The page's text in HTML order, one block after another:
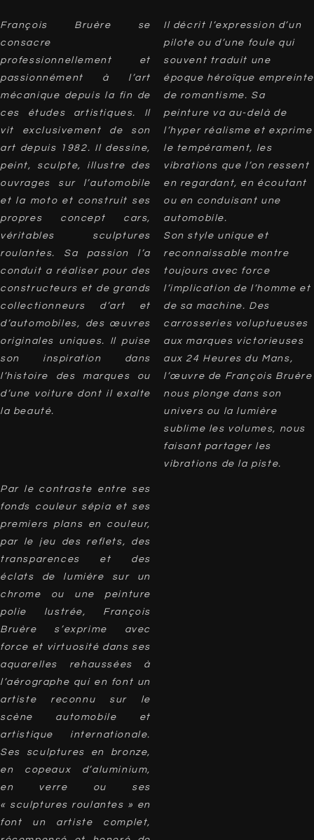
François Bruère se
consacre
professionnellement et
passionnément à l’art
mécanique depuis la fin de
ces études artistiques. Il
vit exclusivement de son
art depuis 1982. Il dessine,
peint, sculpte, illustre des
ouvrages sur l’automobile
et la moto et construit ses
propres concept cars,
véritables sculptures
roulantes. Sa passion l’a
conduit a réaliser pour des
constructeurs et de grands
collectionneurs d’art et
d’automobiles, des œuvres
originales uniques. Il puise
son inspiration dans
l’histoire des marques ou
d’une voiture dont il exalte
la beauté.
Il décrit l’expression d’un
pilote ou d’une foule qui
souvent traduit une
époque héroïque empreinte
de romantisme. Sa
peinture va au-delà de
l’hyper réalisme et exprime
le tempérament, les
vibrations que l’on ressent
en regardant, en écoutant
ou en conduisant une
automobile.
Son style unique et
reconnaissable montre
toujours avec force
l’implication de l’homme et
de sa machine. Des
carrosseries voluptueuses
aux marques victorieuses
aux 24 Heures du Mans,
l’œuvre de François Bruère
nous plonge dans son
univers ou la lumière
sublime les volumes, nous
faisant partager les
vibrations de la piste.
Par le contraste entre ses
fonds couleur sépia et ses
premiers plans en couleur,
par le jeu des reflets, des
transparences et des
éclats de lumière sur un
chrome ou une peinture
polie lustrée, François
Bruère s’exprime avec
force et virtuosité dans ses
aquarelles rehaussées à
l’aérographe qui en font un
artiste reconnu sur le
scène automobile et
artistique internationale.
Ses sculptures en bronze,
en copeaux d’aluminium,
en verre ou ses
« sculptures roulantes » en
font un artiste complet,